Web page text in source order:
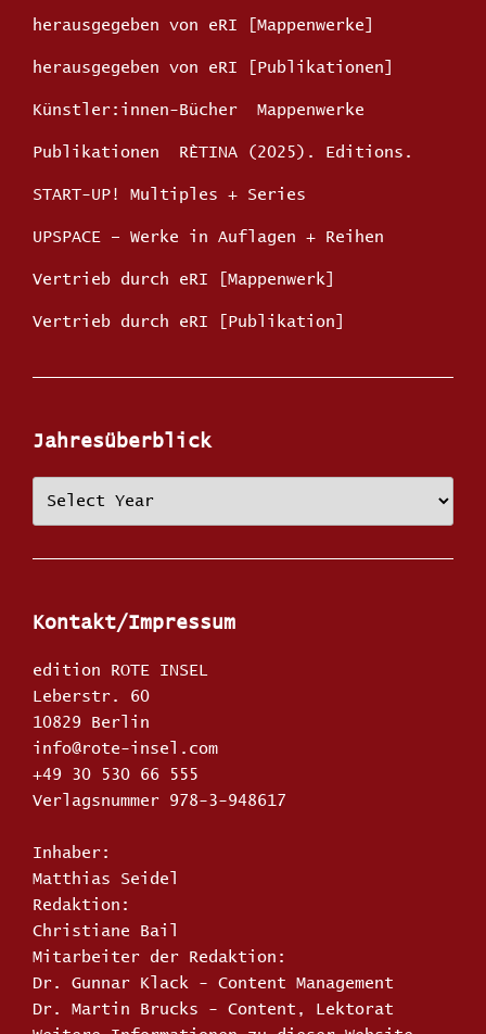
herausgegeben von eRI [Mappenwerke]
herausgegeben von eRI [Publikationen]
Künstler:innen-Bücher Mappenwerke
Publikationen RÈTINA (2025). Editions.
START-UP! Multiples + Series
UPSPACE – Werke in Auflagen + Reihen
Vertrieb durch eRI [Mappenwerk]
Vertrieb durch eRI [Publikation]
Jahresüberblick
Kontakt/Impressum
edition ROTE INSEL
Leberstr. 60
10829 Berlin
info@rote-insel.com
+49 30 530 66 555
Verlagsnummer 978-3-948617
Inhaber:
Matthias Seidel
Redaktion:
Christiane Bail
Mitarbeiter der Redaktion:
Dr. Gunnar Klack - Content Management
Dr. Martin Brucks - Content, Lektorat